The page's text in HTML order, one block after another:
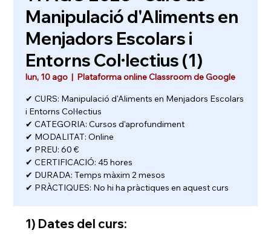
Manipulació d'Aliments en
Menjadors Escolars i
Entorns Col·lectius (1)
lun, 10 ago
  |
Plataforma online Classroom de Google
✔ CURS: Manipulació d'Aliments en Menjadors Escolars
i Entorns Col·lectius
✔ CATEGORIA: Cursos d'aprofundiment
✔ MODALITAT: Online
✔ PREU: 60 €
✔ CERTIFICACIÓ: 45 hores
✔ DURADA: Temps màxim 2 mesos
✔ PRÀCTIQUES: No hi ha pràctiques en aquest curs
1) Dates del curs: